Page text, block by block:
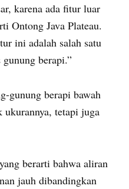
karena ada fitur luar
Ontong Java Plateau.
ini adalah salah satu
berapi.”
gunung berapi bawah
ukurannya, tetapi juga
berarti bahwa aliran
jauh dibandingkan